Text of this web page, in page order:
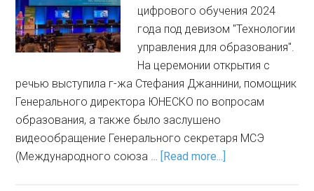
цифрового обучения 2024
года под девизом "Технологии
управления для образования".
На церемонии открытия с
речью выступила г-жа Стефания Джаннини, помощник
Генерального директора ЮНЕСКО по вопросам
образования, а также было заслушено
видеообращение Генерального секретаря МСЭ
(Международного союза … [Read more...]